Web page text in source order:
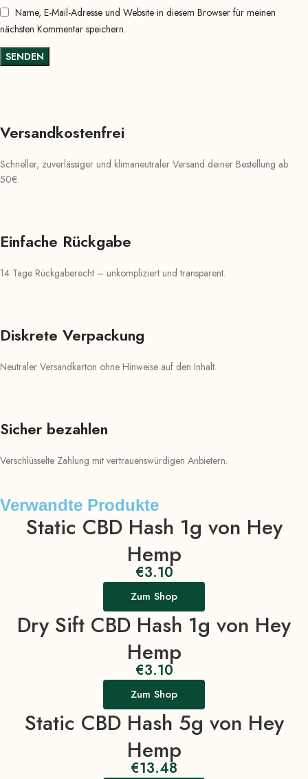
Name, E-Mail-Adresse und Website in diesem Browser für meinen
nächsten Kommentar speichern.
Versandkostenfrei
Schneller, zuverlässiger und klimaneutraler Versand deiner Bestellung ab
50€.
Einfache Rückgabe
14 Tage Rückgaberecht – unkompliziert und transparent.
Diskrete Verpackung
Neutraler Versandkarton ohne Hinweise auf den Inhalt.
Sicher bezahlen
Verschlüsselte Zahlung mit vertrauenswürdigen Anbietern.
Verwandte Produkte
Static CBD Hash 1g von Hey
Hemp
€3.10
Zum Shop
Dry Sift CBD Hash 1g von Hey
Hemp
€3.10
Zum Shop
Static CBD Hash 5g von Hey
Hemp
€13.48